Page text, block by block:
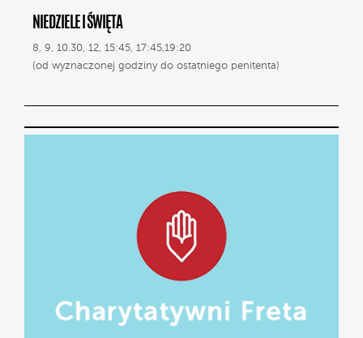
NIEDZIELE I ŚWIĘTA
8, 9, 10.30, 12, 15:45, 17:45,19:20
(od wyznaczonej godziny do ostatniego penitenta)